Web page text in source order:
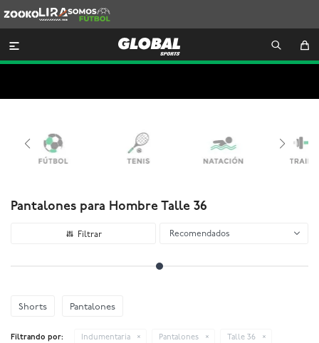
Lira
Somos
Futbol

Pantalones para Hombre Talle 36
Recomendados
Shorts Pantalones
Filtrando por: Indumentaria Pantalones Talle 36